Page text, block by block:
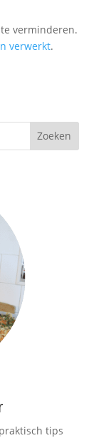
verminderen.
verwerkt.
tips